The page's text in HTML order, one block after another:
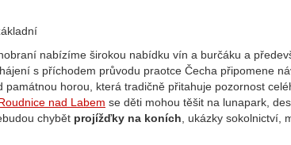
nabízíme širokou nabídku vín a burčáku a
s příchodem průvodu praotce Čecha připomene
památnou horou, která tradičně přitahuje pozornost
nad Labem se děti mohou těšit na lunapark,
chybět projížďky na koních , ukázky